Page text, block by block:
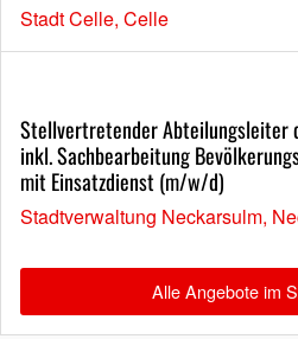
Stadt Celle, Celle
Stellvertretender Abteilungsleiter
inkl. Sachbearbeitung
mit Einsatzdienst (m/w/d)
Stadtverwaltung Neckarsulm,
Alle Angebote im